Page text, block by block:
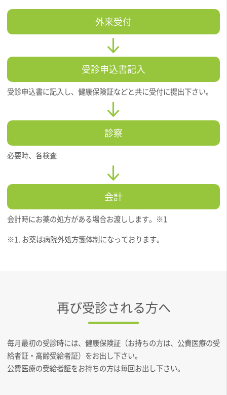
外来受付
受診申込書記入
受診申込書に記入し、健康保険証などと共に受付に提出下さい。
診察
必要時、各検査
会計
会計時にお薬の処方がある場合お渡しします。※1
※1. お薬は病院外処方箋体制になっております。
再び受診される方へ
毎月最初の受診時には、健康保険証（お持ちの方は、公費医療の受
給者証・高齢受給者証）をお出し下さい。
公費医療の受給者証をお持ちの方は毎回お出し下さい。